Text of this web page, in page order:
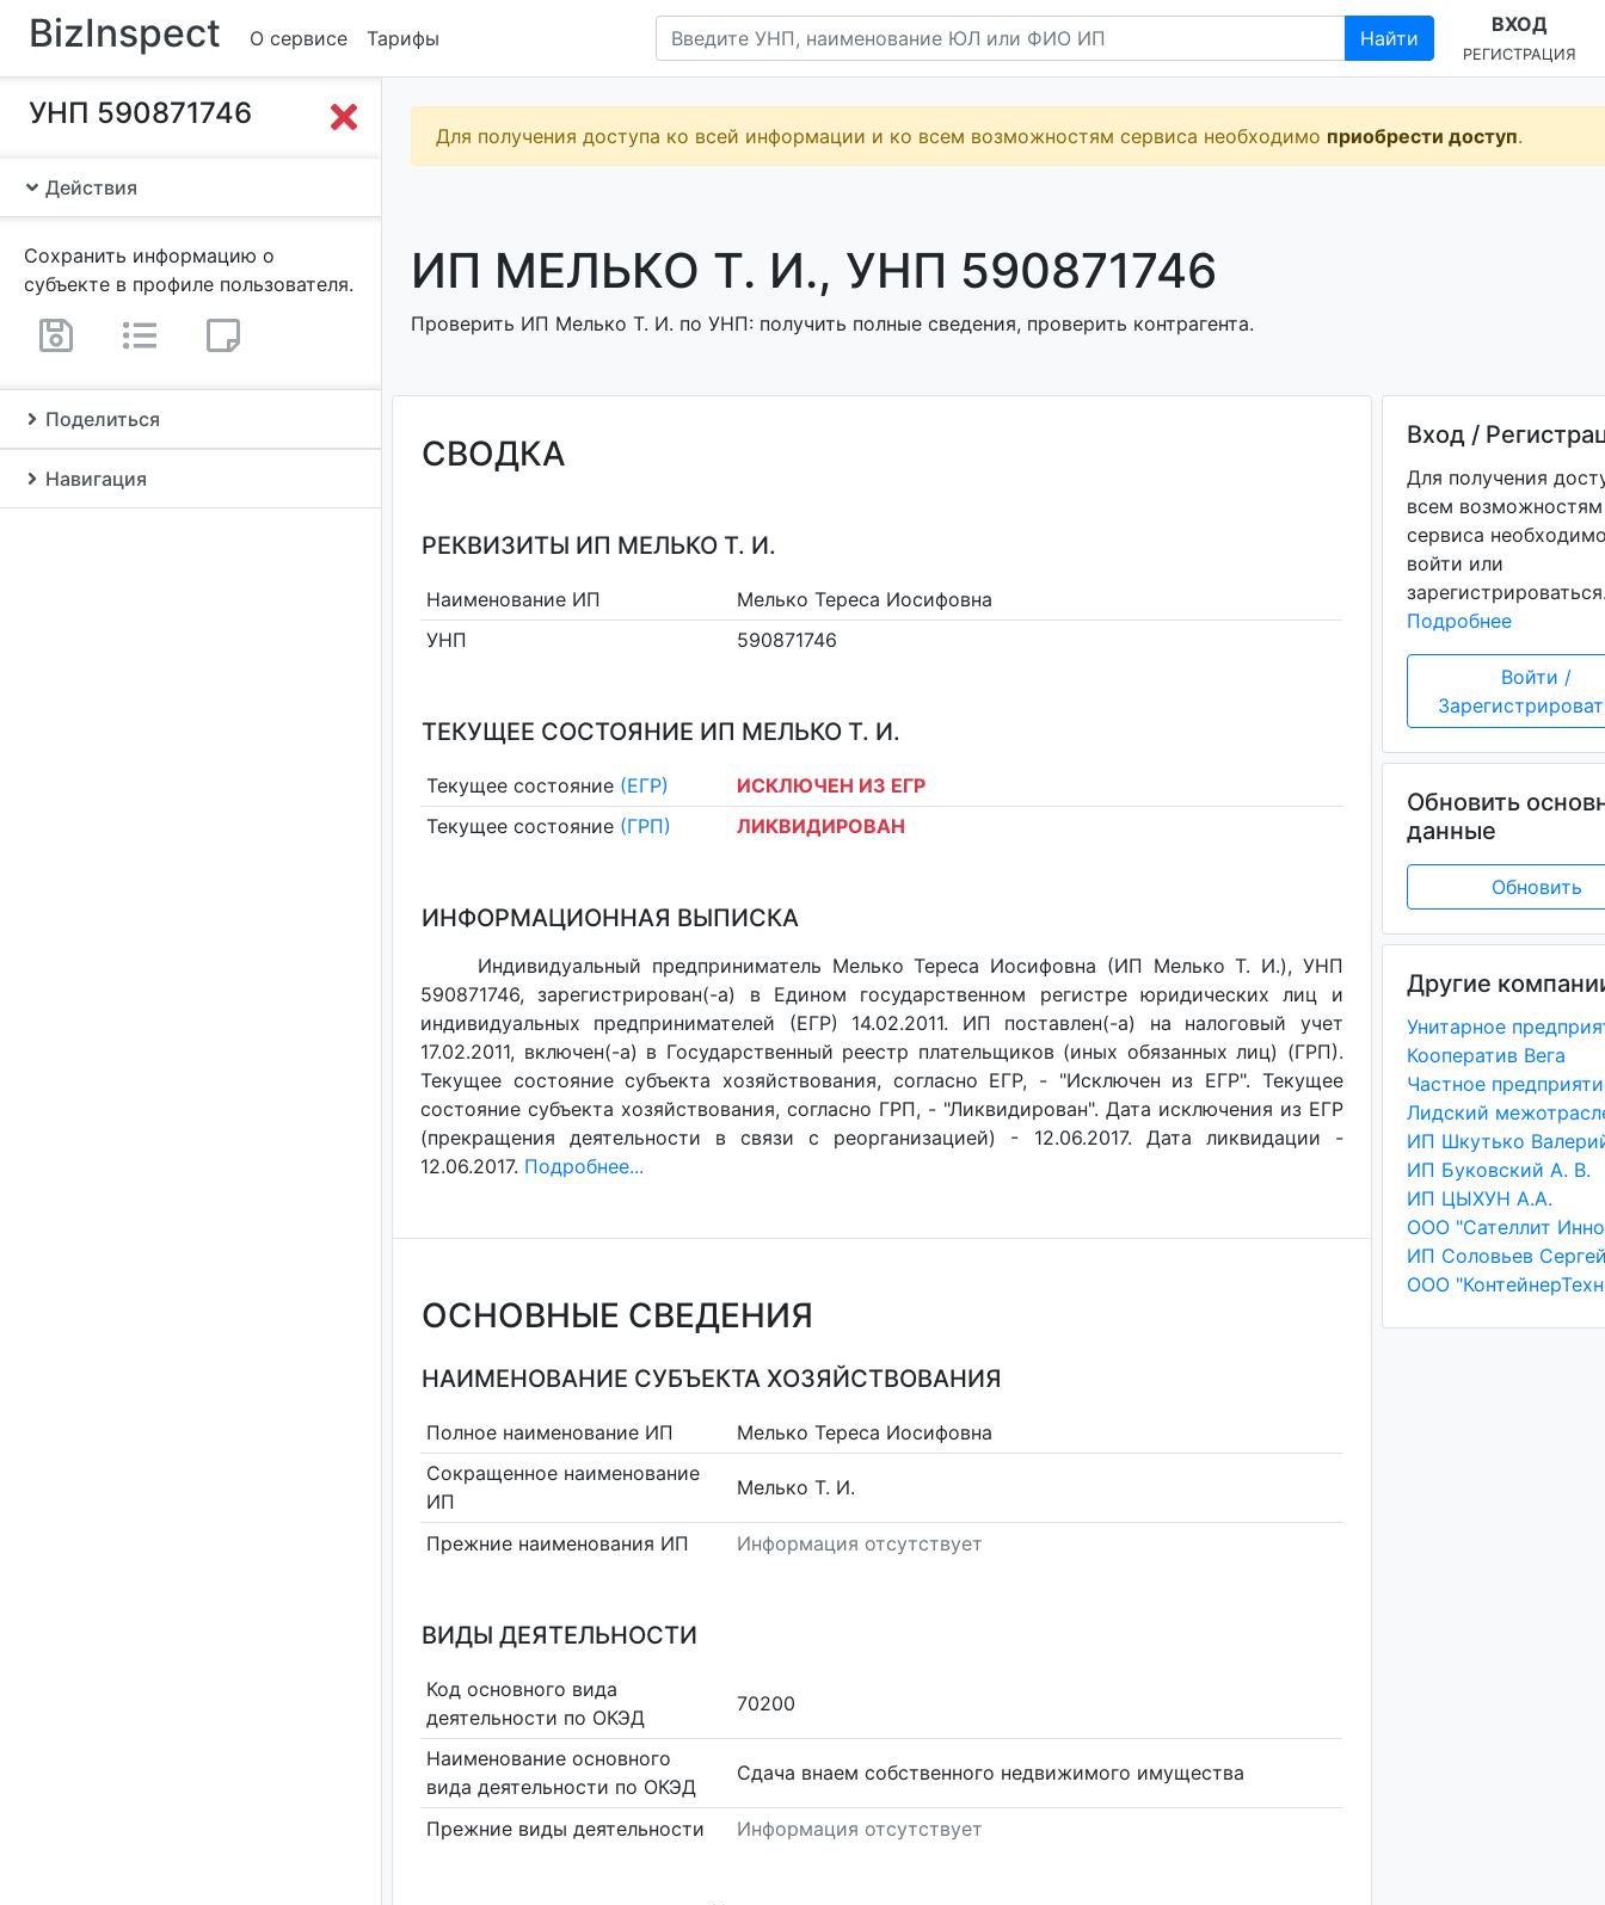
BizInspect О сервисе Тарифы Найти
ВХОД
РЕГИСТРАЦИЯ
УНП 590871746
Действия
Сохранить информацию о
субъекте в профиле пользователя.
Поделиться
Навигация
Для получения доступа ко всей информации и ко всем возможностям сервиса необходимо приобрести доступ.
ИП МЕЛЬКО Т. И., УНП 590871746
Проверить ИП Мелько Т. И. по УНП: получить полные сведения, проверить контрагента.
СВОДКА
РЕКВИЗИТЫ ИП МЕЛЬКО Т. И.
Наименование ИП
Мелько Тереса Иосифовна
УНП
590871746
ТЕКУЩЕЕ СОСТОЯНИЕ ИП МЕЛЬКО Т. И.
Текущее состояние (ЕГР)
ИСКЛЮЧЕН ИЗ ЕГР
Текущее состояние (ГРП) ЛИКВИДИРОВАН
ИНФОРМАЦИОННАЯ ВЫПИСКА
Индивидуальный предприниматель Мелько Тереса Иосифовна (ИП Мелько Т. И.), УНП
590871746, зарегистрирован(-а) в Едином государственном регистре юридических лиц и
индивидуальных предпринимателей (ЕГР) 14.02.2011. ИП поставлен(-a) на налоговый учет
17.02.2011, включен(-a) в Государственный реестр плательщиков (иных обязанных лиц) (ГРП).
Текущее состояние субъекта хозяйствования, согласно ЕГР, - "Исключен из ЕГР". Текущее
состояние субъекта хозяйствования, согласно ГРП, - "Ликвидирован". Дата исключения из ЕГР
(прекращения деятельности в связи с реорганизацией) - 12.06.2017. Дата ликвидации -
12.06.2017. Подробнее...
ОСНОВНЫЕ СВЕДЕНИЯ
НАИМЕНОВАНИЕ СУБЪЕКТА ХОЗЯЙСТВОВАНИЯ
Полное наименование ИП
Мелько Тереса Иосифовна
Сокращенное наименование
ИП
Мелько Т. И.
Прежние наименования ИП Информация отсутствует
ВИДЫ ДЕЯТЕЛЬНОСТИ
Код основного вида
деятельности по ОКЭД
70200
Наименование основного
вида деятельности по ОКЭД
Сдача внаем собственного недвижимого имущества
Прежние виды деятельности Информация отсутствует
Вход /
Для получения
всем возможностям
сервиса
войти или
Подробнее
Войти /
Обновить
данные
Обновить
Другие
Кооператив Вега
ИП Буковский А. В.
ИП ЦЫХУН А.А.
ООО